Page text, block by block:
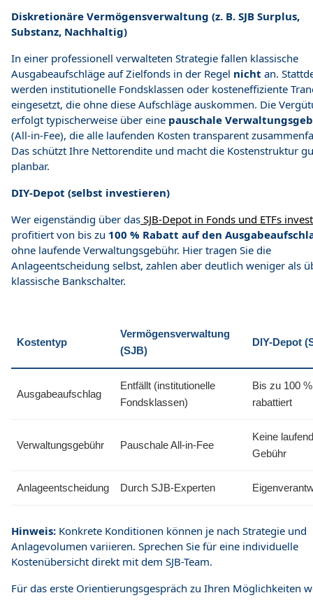
Diskretionäre Vermögensverwaltung (z. B. SJB Surplus,
Substanz, Nachhaltig)
In einer professionell verwalteten Strategie fallen klassische
Ausgabeaufschläge auf Zielfonds in der Regel nicht an.
werden institutionelle Fondsklassen oder kosteneffiziente
eingesetzt, die ohne diese Aufschläge auskommen. Die
erfolgt typischerweise über eine pauschale
(All-in-Fee), die alle laufenden Kosten transparent
Das schützt Ihre Nettorendite und macht die Kostenstruktur
planbar.
DIY-Depot (selbst investieren)
Wer eigenständig über das SJB-Depot in Fonds und ETFs
profitiert von bis zu 100 % Rabatt auf den
ohne laufende Verwaltungsgebühr. Hier tragen Sie die
Anlageentscheidung selbst, zahlen aber deutlich weniger als
klassische Bankschalter.
Kostentyp
Vermögensverwaltung
(SJB)
DIY-Depot
Ausgabeaufschlag
Entfällt (institutionelle
Fondsklassen)
Bis zu 100 %
rabattiert
Verwaltungsgebühr Pauschale All-in-Fee
Keine
Gebühr
Anlageentscheidung Durch SJB-Experten
Hinweis: Konkrete Konditionen können je nach Strategie und
Anlagevolumen variieren. Sprechen Sie für eine individuelle
Kostenübersicht direkt mit dem SJB-Team.
Für das erste Orientierungsgespräch zu Ihren Möglichkeiten